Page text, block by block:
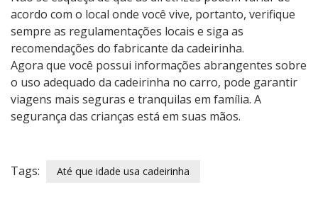
acordo com o local onde você vive, portanto, verifique
sempre as regulamentações locais e siga as
recomendações do fabricante da cadeirinha.
Agora que você possui informações abrangentes sobre
o uso adequado da cadeirinha no carro, pode garantir
viagens mais seguras e tranquilas em família. A
segurança das crianças está em suas mãos.
Tags: Até que idade usa cadeirinha